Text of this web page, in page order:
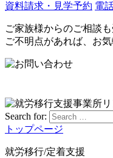
資料請求・見学予約 電
ご家族様からのご相談
ご不明点があれば、お
Search for:
トップページ
就労移行/定着支援